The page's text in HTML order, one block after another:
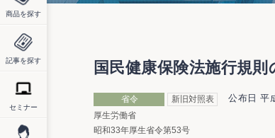
商品を探す
記事を探す
セミナー
国民健康保険法施行規
省令 新旧対照表 公布日 平
厚生労働省
昭和33年厚生省令第53号